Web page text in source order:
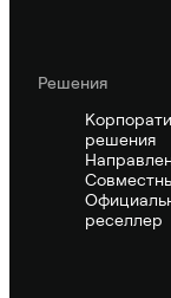
Решения
решения
реселлер